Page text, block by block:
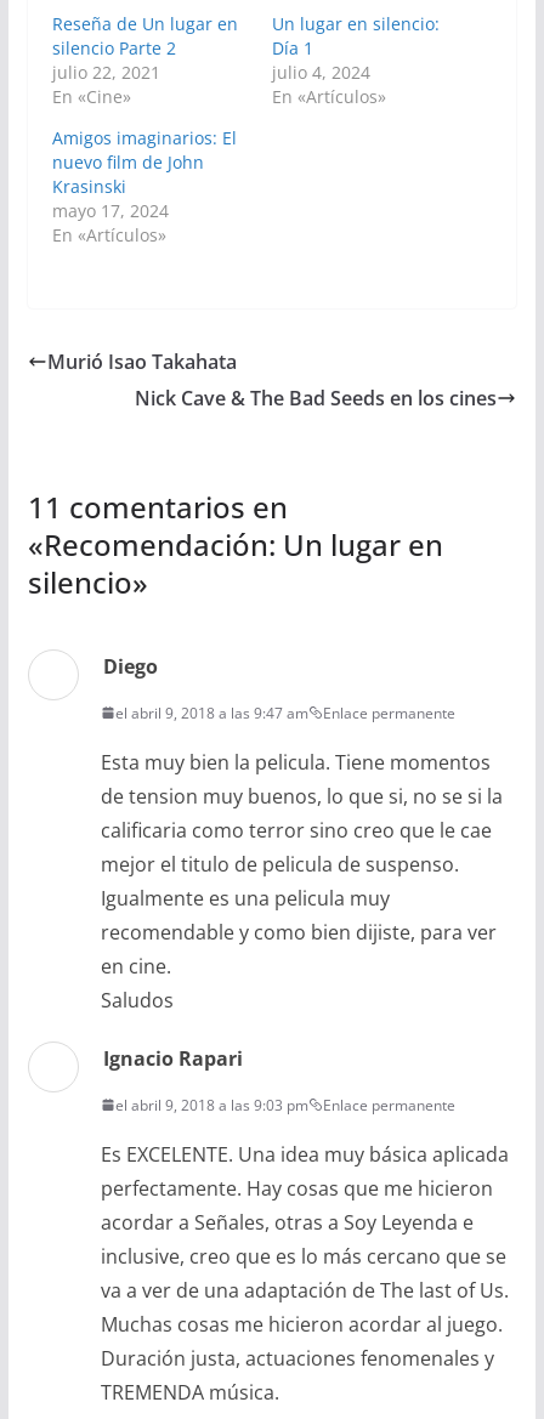
Reseña de Un lugar en
silencio Parte 2
julio 22, 2021
En «Cine»
Un lugar en silencio:
Día 1
julio 4, 2024
En «Artículos»
Amigos imaginarios: El
nuevo film de John
Krasinski
mayo 17, 2024
En «Artículos»
Murió Isao Takahata
Nick Cave & The Bad Seeds en los cines
11 comentarios en
«Recomendación: Un lugar en
silencio»
Diego
el abril 9, 2018 a las 9:47 am Enlace permanente
Esta muy bien la pelicula. Tiene momentos
de tension muy buenos, lo que si, no se si la
calificaria como terror sino creo que le cae
mejor el titulo de pelicula de suspenso.
Igualmente es una pelicula muy
recomendable y como bien dijiste, para ver
en cine.
Saludos
Ignacio Rapari
el abril 9, 2018 a las 9:03 pm Enlace permanente
Es EXCELENTE. Una idea muy básica aplicada
perfectamente. Hay cosas que me hicieron
acordar a Señales, otras a Soy Leyenda e
inclusive, creo que es lo más cercano que se
va a ver de una adaptación de The last of Us.
Muchas cosas me hicieron acordar al juego.
Duración justa, actuaciones fenomenales y
TREMENDA música.